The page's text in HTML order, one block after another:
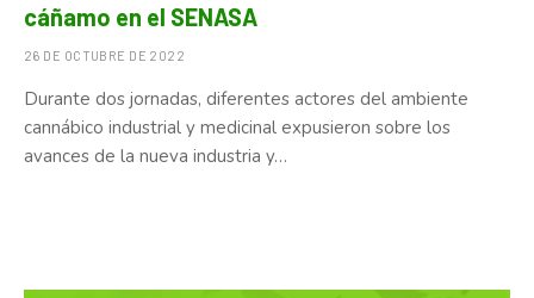
cáñamo en el SENASA
26 DE OCTUBRE DE 2022
Durante dos jornadas, diferentes actores del ambiente
cannábico industrial y medicinal expusieron sobre los
avances de la nueva industria y…